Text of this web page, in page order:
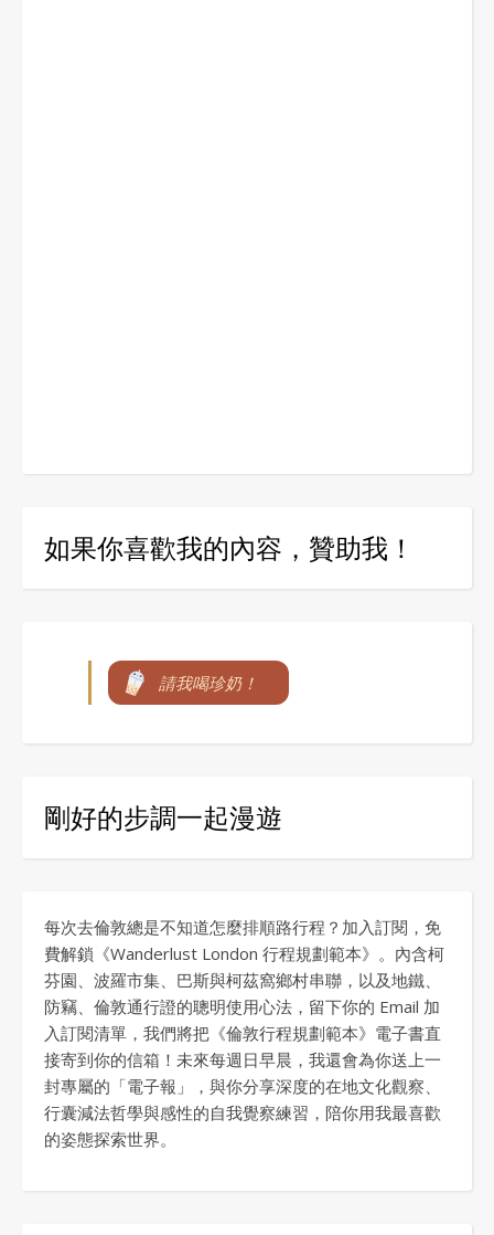
如果你喜歡我的內容，贊助我！
請我喝珍奶！
剛好的步調一起漫遊
每次去倫敦總是不知道怎麼排順路行程？加入訂閱，免
費解鎖《Wanderlust London 行程規劃範本》。內含柯
芬園、波羅市集、巴斯與柯茲窩鄉村串聯，以及地鐵、
防竊、倫敦通行證的聰明使用心法，留下你的 Email 加
入訂閱清單，我們將把《倫敦行程規劃範本》電子書直
接寄到你的信箱！未來每週日早晨，我還會為你送上一
封專屬的「電子報」，與你分享深度的在地文化觀察、
行囊減法哲學與感性的自我覺察練習，陪你用我最喜歡
的姿態探索世界。